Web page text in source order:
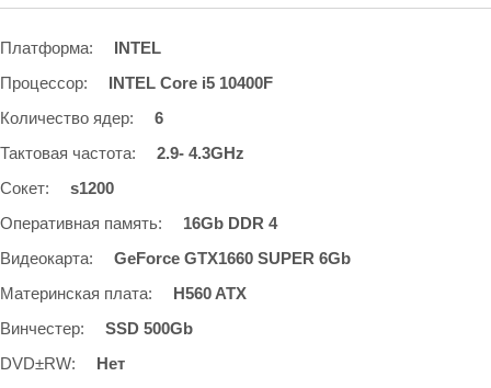
Платформа:
INTEL
Процессор:
INTEL Core i5 10400F
Количество ядер:
6
Тактовая частота:
2.9- 4.3GHz
Сокет:
s1200
Оперативная память:
16Gb DDR 4
Видеокарта:
GeForce GTX1660 SUPER 6Gb
Материнская плата:
H560 ATX
Винчестер:
SSD 500Gb
DVD±RW:
Нет